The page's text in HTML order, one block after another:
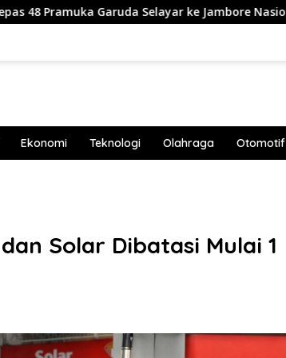
Selayar ke Jambore Nasional XII 2026 di Cibubur
Ekonomi Teknologi Olahraga Otomotif
Solar Dibatasi Mulai 1